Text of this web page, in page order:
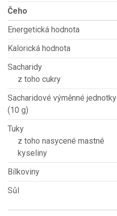
Čeho
Energetická hodnota
Kalorická hodnota
Sacharidy
z toho cukry
Sacharidové výměnné jednotky
(10 g)
Tuky
z toho nasycené mastné
kyseliny
Bílkoviny
Sůl